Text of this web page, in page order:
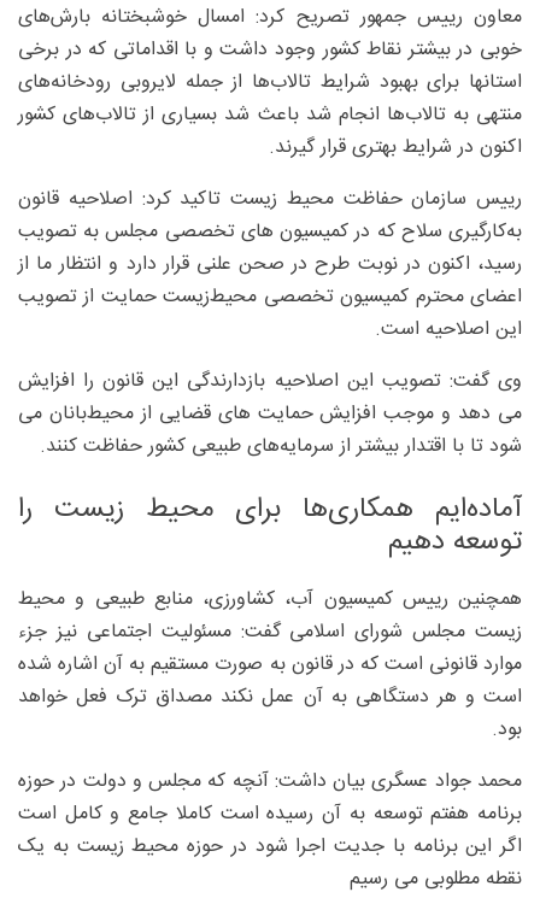
معاون رییس جمهور تصریح کرد: امسال خوشبختانه بارش‌های
خوبی در بیشتر نقاط کشور وجود داشت و با اقداماتی که در برخی
استانها برای بهبود شرایط تالاب‌ها از جمله لایروبی رودخانه‌های
منتهی به تالاب‌ها انجام شد باعث شد بسیاری از تالاب‌های کشور
اکنون در شرایط بهتری قرار گیرند.
رییس سازمان حفاظت محیط زیست تاکید کرد: اصلاحیه قانون
به‌کارگیری سلاح که در کمیسیون های تخصصی مجلس به تصویب
رسید، اکنون در نوبت طرح در صحن علنی قرار دارد و انتظار ما از
اعضای محترم کمیسیون تخصصی محیط‌زیست حمایت از تصویب
این اصلاحیه است.
وی گفت: تصویب این اصلاحیه بازدارندگی این قانون را افزایش
می دهد و موجب افزایش حمایت های قضایی از محیط‌بانان می
شود تا با اقتدار بیشتر از سرمایه‌های طبیعی کشور حفاظت کنند.
آماده‌ایم همکاری‌ها برای محیط زیست را
توسعه دهیم
همچنین رییس کمیسیون آب، کشاورزی، منابع طبیعی و محیط
زیست مجلس شورای اسلامی گفت: مسئولیت اجتماعی نیز جزء
موارد قانونی است که در قانون به صورت مستقیم به آن اشاره شده
است و هر دستگاهی به آن عمل نکند مصداق ترک فعل خواهد
بود.
محمد جواد عسگری بیان داشت: آنچه که مجلس و دولت در حوزه
برنامه هفتم توسعه به آن رسیده است کاملا جامع و کامل است
اگر این برنامه با جدیت اجرا شود در حوزه محیط زیست به یک
نقطه مطلوبی می رسیم